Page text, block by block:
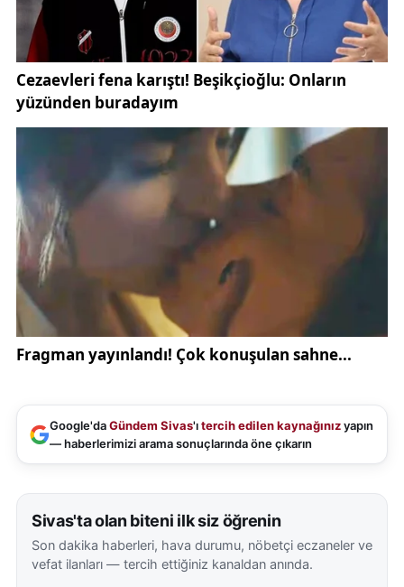
Binası’nın duvarlarına yansıyan bir umut,Kangal
’ın
yaylalarına taşan bir hayal gücüdür. Siz bizim
gözbebeğimiz, bu kadim şehrin can damarısınız.
Sivas, geçmişin derin kökleriyle geleceğe uzanan bir
şehir. Aşık Veysel’in dizeleriyle büyüyen, nice
yiğitleri bağrından çıkaran bu topraklar, sizlerin
adımlarıyla yeniden yazılacak nice başarı
hikâyelerine hazır. Sporda madalyalar kazanacak
çocuklarımız, bilimde çığır açacak gençlerimiz,
sanatta iz bırakacak evlatlarımız bu şehirde
yetişiyor. Çünkü Sivas’ın mayasında azim, cesaret
ve inanç vardır.
Değerli aileler,
hoşgörüyü, sorumluluğu öğretmek; onları sporla,
sanatla, kitapla, doğayla buluşturmak hepimizin
görevidir. Bizler kurum olarak bu görevi yerine
getirirken sizlerin desteğini, ilgisini ve sevgisini en
kıymetli yol arkadaşımız olarak görüyoruz.
Google'daGündem Sivas'ıtercih edilen kaynağınızyapın
— haberlerimizi arama sonuçlarında öne çıkarın
Sivas'ta olan biteni ilk siz öğrenin
Son dakika haberleri, hava durumu, nöbetçi eczaneler ve
vefat ilanları — tercih ettiğiniz kanaldan anında.